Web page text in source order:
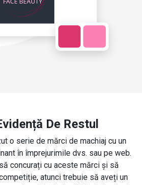
De Restul
o serie de mărci de machiaj cu un
în împrejurimile dvs. sau pe web.
concurați cu aceste mărci și să
atunci trebuie să aveți un